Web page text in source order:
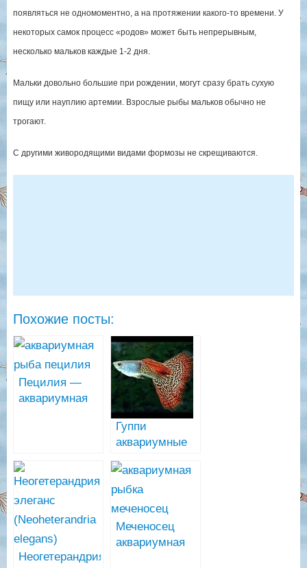
появляться не одномоментно, а на протяжении какого-то времени. У
некоторых самок процесс «родов» может быть непрерывным,
несколько мальков каждые 1-2 дня.
Мальки довольно большие при рождении, могут сразу брать сухую
пищу или науплию артемии. Взрослые рыбы мальков обычно не
трогают.
С другими живородящими видами формозы не скрещиваются.
Похожие посты:
Пецилия —
аквариумная
Гуппи
аквариумные
рыбки (Poecilia
reticulata)
Неогетерандрия
Меченосец
аквариумная